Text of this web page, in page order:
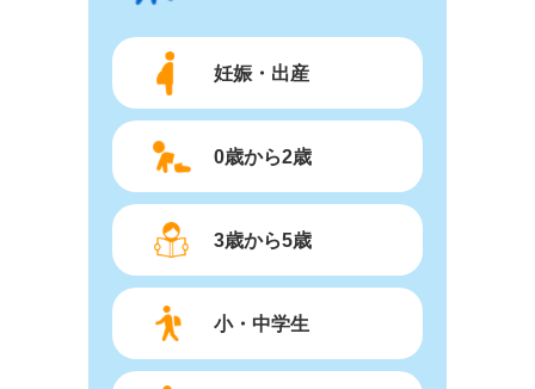
妊娠・出産
0歳から2歳
3歳から5歳
小・中学生